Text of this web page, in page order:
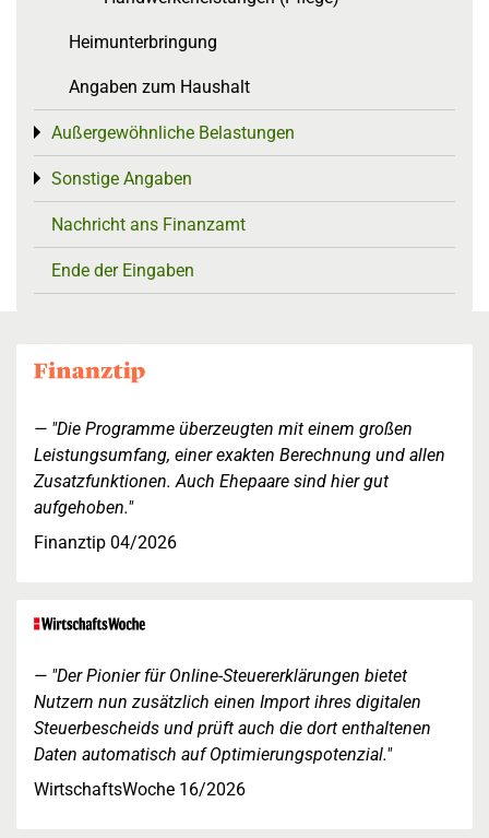
Heimunterbringung
Angaben zum Haushalt
Außergewöhnliche Belastungen
Toggle menu
Sonstige Angaben
Toggle menu
Nachricht ans Finanzamt
Ende der Eingaben
"Die Programme überzeugten mit einem großen
Leistungsumfang, einer exakten Berechnung und allen
Zusatzfunktionen. Auch Ehepaare sind hier gut
aufgehoben."
Finanztip 04/2026
"Der Pionier für Online-Steuererklärungen bietet
Nutzern nun zusätzlich einen Import ihres digitalen
Steuerbescheids und prüft auch die dort enthaltenen
Daten automatisch auf Optimierungspotenzial."
WirtschaftsWoche 16/2026